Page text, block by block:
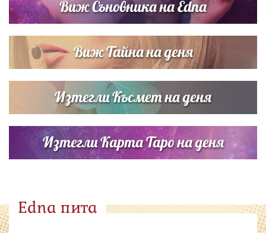
Виж Съновника на Edna
Виж Тайна на деня
Изтегли Късмет на деня
Изтегли Карта Таро на деня
Edna пита